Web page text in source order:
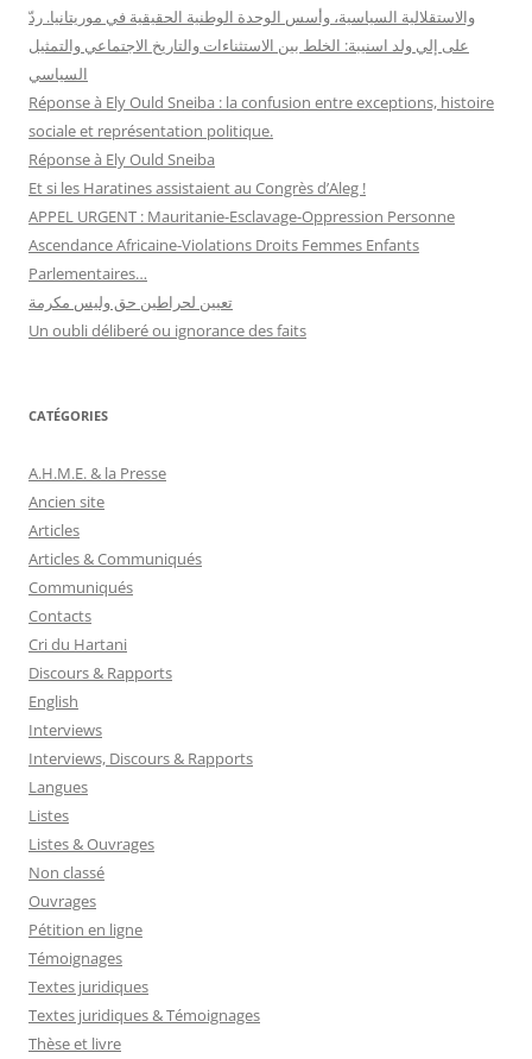
والاستقلالية السياسية، وأسس الوحدة الوطنية الحقيقية في موريتانيا. ردّ
على إلي ولد اسنيبة: الخلط بين الاستثناءات والتاريخ الاجتماعي والتمثيل
السياسي
Réponse à Ely Ould Sneiba : la confusion entre exceptions, histoire
sociale et représentation politique.
Réponse à Ely Ould Sneiba
Et si les Haratines assistaient au Congrès d’Aleg !
APPEL URGENT : Mauritanie-Esclavage-Oppression Personne
Ascendance Africaine-Violations Droits Femmes Enfants
Parlementaires…
تعيين لحراطين حق وليس مكرمة
Un oubli déliberé ou ignorance des faits
CATÉGORIES
A.H.M.E. & la Presse
Ancien site
Articles
Articles & Communiqués
Communiqués
Contacts
Cri du Hartani
Discours & Rapports
English
Interviews
Interviews, Discours & Rapports
Langues
Listes
Listes & Ouvrages
Non classé
Ouvrages
Pétition en ligne
Témoignages
Textes juridiques
Textes juridiques & Témoignages
Thèse et livre